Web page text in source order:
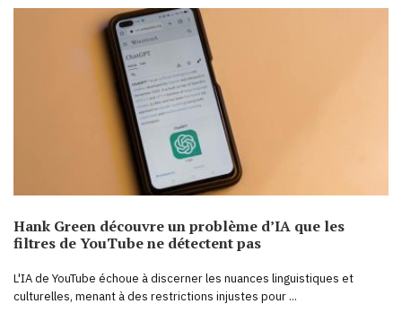
Hank Green découvre un problème d’IA que les
filtres de YouTube ne détectent pas
L'IA de YouTube échoue à discerner les nuances linguistiques et
culturelles, menant à des restrictions injustes pour ...